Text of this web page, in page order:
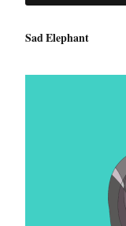
Sad Elephant